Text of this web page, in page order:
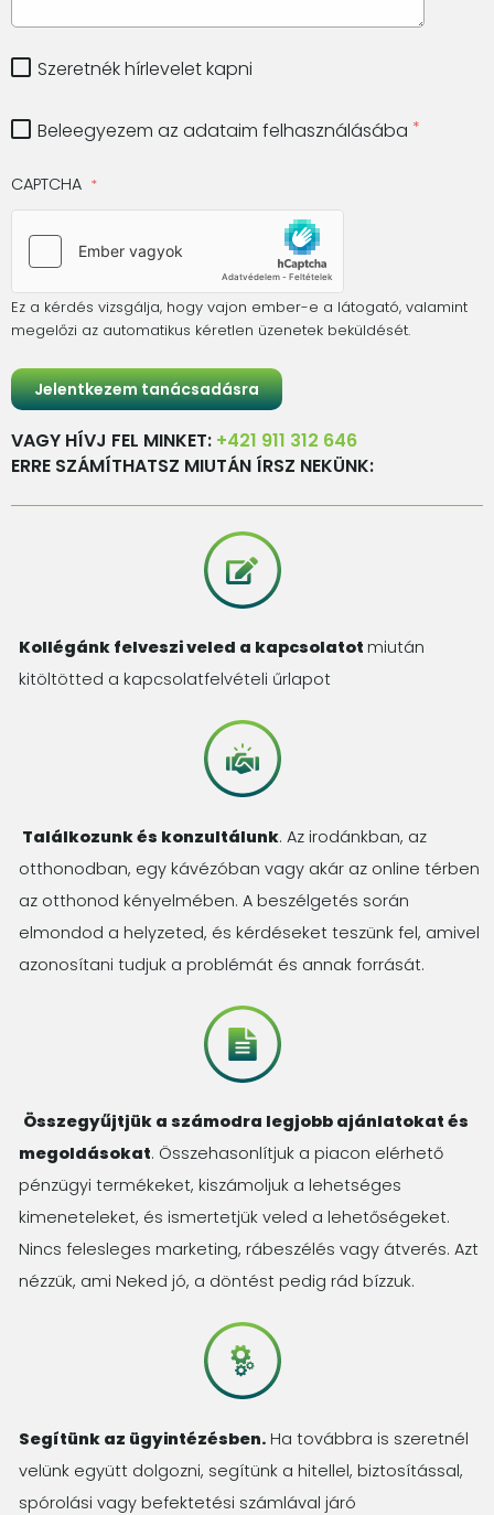
Szeretnék hírlevelet kapni
Beleegyezem az adataim felhasználásába
CAPTCHA
Ez a kérdés vizsgálja, hogy vajon ember-e a látogató, valamint
megelőzi az automatikus kéretlen üzenetek beküldését.
VAGY HÍVJ FEL MINKET: +421 911 312 646
ERRE SZÁMÍTHATSZ MIUTÁN ÍRSZ NEKÜNK:
Kollégánk felveszi veled a kapcsolatotmiután
kitöltötted a kapcsolatfelvételi űrlapot
Találkozunk és konzultálunk. Az irodánkban, az
otthonodban, egy kávézóban vagy akár az online térben
az otthonod kényelmében. A beszélgetés során
elmondod a helyzeted, és kérdéseket teszünk fel, amivel
azonosítani tudjuk a problémát és annak forrását.
Összegyűjtjük a számodra legjobb ajánlatokat és
megoldásokat. Összehasonlítjuk a piacon elérhető
pénzügyi termékeket, kiszámoljuk a lehetséges
kimeneteleket, és ismertetjük veled a lehetőségeket.
Nincs felesleges marketing, rábeszélés vagy átverés. Azt
nézzük, ami Neked jó, a döntést pedig rád bízzuk.
Segítünk az ügyintézésben. Ha továbbra is szeretnél
velünk együtt dolgozni, segítünk a hitellel, biztosítással,
spórolási vagy befektetési számlával járó